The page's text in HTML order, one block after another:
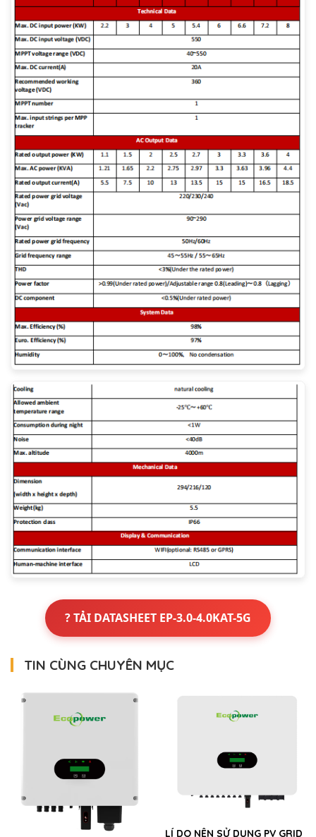
? TẢI DATASHEET EP-3.0-4.0KAT-5G
TIN CÙNG CHUYÊN MỤC
LÍ DO NÊN SỬ DỤNG PV GRID